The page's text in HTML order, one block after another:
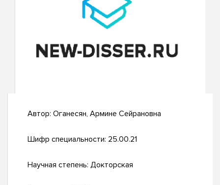
Автор: Оганесян, Армине Сейрановна
Шифр специальности: 25.00.21
Научная степень: Докторская